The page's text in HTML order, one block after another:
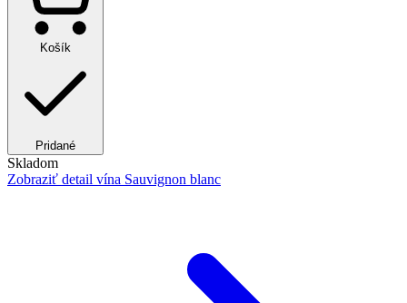
Košík
Pridané
Skladom
Zobraziť detail vína Sauvignon blanc